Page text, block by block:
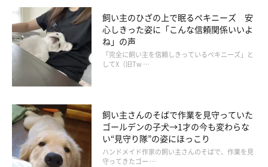
文／Ayano Yamabuki
飼い主のひざの上で眠るペキニーズ 安
心しきった姿に「こんな信頼関係いいよ
ね」の声
「完全に飼い主を信頼しきっているペキニーズ」と
してX（旧Tw …
飼い主さんのそばで作業を見守っていた
ゴールデンの子犬→1才の今も変わらな
い“見守り隊”の姿にほっこり
ハンドメイド作家の飼い主さんのそばで、作業を見
守ってきたゴー …